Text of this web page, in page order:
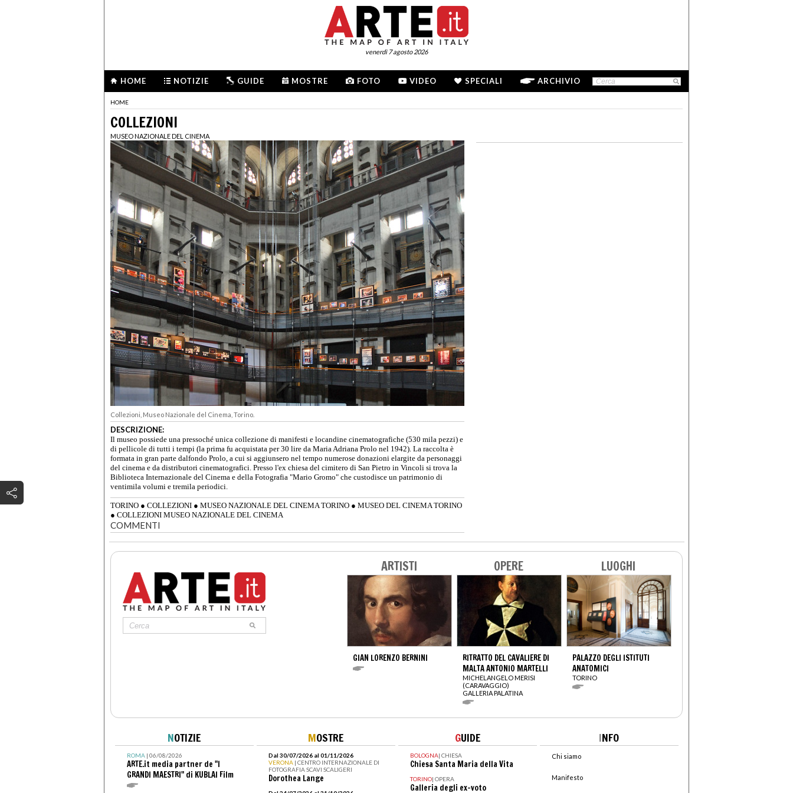
venerdì 7 agosto 2026
HOME NOTIZIE GUIDE MOSTRE FOTO VIDEO SPECIALI ARCHIVIO
HOME
COLLEZIONI
MUSEO NAZIONALE DEL CINEMA
Collezioni, Museo Nazionale del Cinema, Torino.
DESCRIZIONE:
Il museo possiede una pressoché unica collezione di manifesti e locandine cinematografiche (530 mila pezzi) e
di pellicole di tutti i tempi (la prima fu acquistata per 30 lire da Maria Adriana Prolo nel 1942). La raccolta è
formata in gran parte dalfondo Prolo, a cui si aggiunsero nel tempo numerose donazioni elargite da personaggi
del cinema e da distributori cinematografici. Presso l'ex chiesa del cimitero di San Pietro in Vincoli si trova la
Biblioteca Internazionale del Cinema e della Fotografia "Mario Gromo" che custodisce un patrimonio di
ventimila volumi e tremila periodici.
TORINO ● COLLEZIONI ● MUSEO NAZIONALE DEL CINEMA TORINO ● MUSEO DEL CINEMA TORINO
● COLLEZIONI MUSEO NAZIONALE DEL CINEMA
COMMENTI
ARTISTI
GIAN LORENZO BERNINI
OPERE
RITRATTO DEL CAVALIERE DI
MALTA ANTONIO MARTELLI
MICHELANGELO MERISI
(CARAVAGGIO)
GALLERIA PALATINA
LUOGHI
PALAZZO DEGLI ISTITUTI
ANATOMICI
TORINO
NOTIZIE
ROMA| 06/08/2026
ARTE.it media partner de "I
GRANDI MAESTRI" di KUBLAI Film
MOSTRE
Dal 30/07/2026 al 01/11/2026
VERONA | CENTRO INTERNAZIONALE DI
FOTOGRAFIA SCAVI SCALIGERI
Dorothea Lange
GUIDE
BOLOGNA| CHIESA
Chiesa Santa Maria della Vita
TORINO| OPERA
Galleria degli ex-voto
INFO
Chi siamo
Manifesto